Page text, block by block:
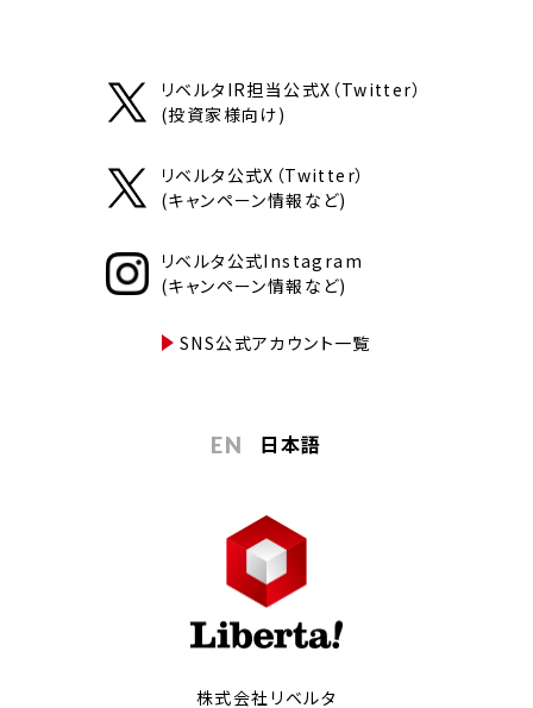
リベルタIR担当公式X（Twitter）
(投資家様向け)
リベルタ公式X（Twitter）
(キャンペーン情報など)
リベルタ公式Instagram
(キャンペーン情報など)
SNS公式アカウント一覧
EN 日本語
株式会社リベルタ